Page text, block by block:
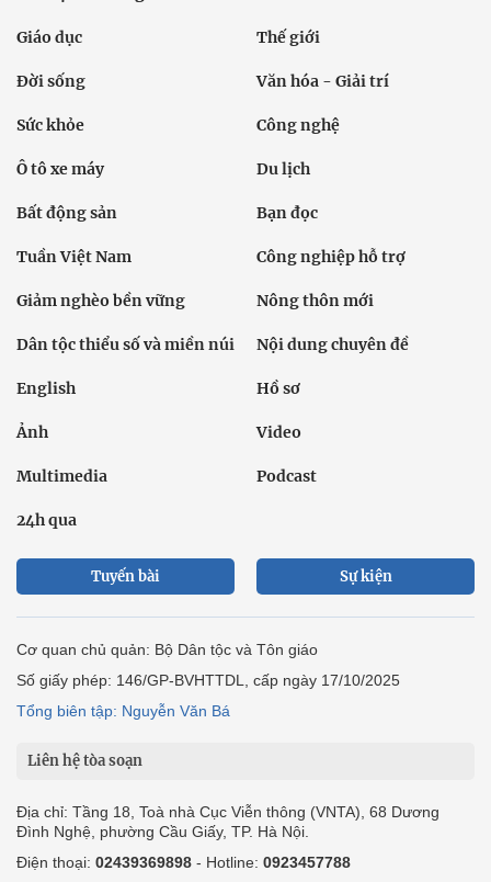
Giáo dục Thế giới
Đời sống Văn hóa - Giải trí
Sức khỏe Công nghệ
Ô tô xe máy Du lịch
Bất động sản Bạn đọc
Tuần Việt Nam Công nghiệp hỗ trợ
Giảm nghèo bền vững Nông thôn mới
Dân tộc thiểu số và miền núi Nội dung chuyên đề
English Hồ sơ
Ảnh Video
Multimedia Podcast
24h qua
Tuyến bài Sự kiện
Cơ quan chủ quản: Bộ Dân tộc và Tôn giáo
Số giấy phép: 146/GP-BVHTTDL, cấp ngày 17/10/2025
Tổng biên tập: Nguyễn Văn Bá
Liên hệ tòa soạn
Địa chỉ: Tầng 18, Toà nhà Cục Viễn thông (VNTA), 68 Dương
Đình Nghệ, phường Cầu Giấy, TP. Hà Nội.
Điện thoại: 02439369898 - Hotline: 0923457788